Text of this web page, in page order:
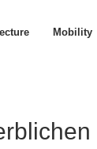
Mobility